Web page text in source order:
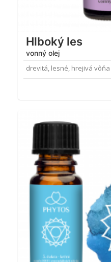
Hlboký les
vonný olej
drevitá, lesné, hrejivá vôňa